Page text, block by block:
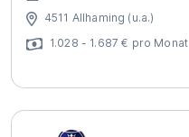
4511 Allhaming (u.a.)
1.028 - 1.687 € pro Monat